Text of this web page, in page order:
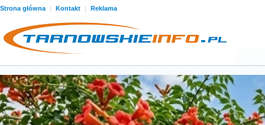
Strona główna | Kontakt | Reklama